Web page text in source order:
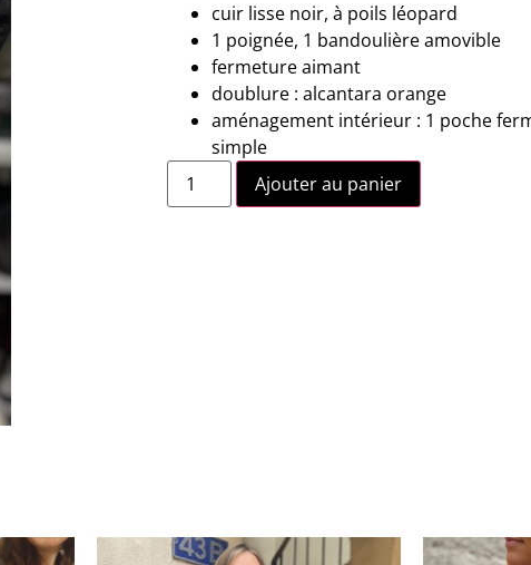
cuir lisse noir, à poils léopard
1 poignée, 1 bandoulière amovible
fermeture aimant
doublure : alcantara orange
aménagement intérieur : 1 poche
simple
Ajouter au panier